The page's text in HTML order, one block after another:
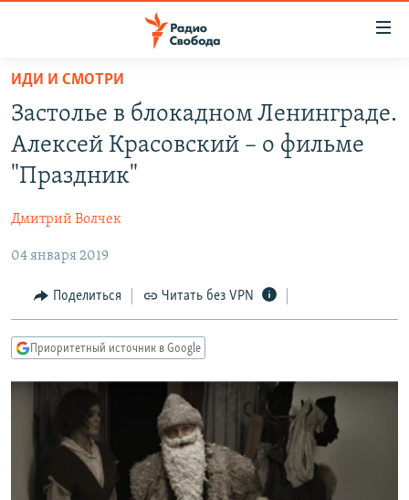
упрощенного
доступа
Вернуться
основному
Вернутся
навигации
Вернутся
поиску
АВТОРСКИЕ ПРОЕКТЫ
МНЕНИЯ
КУЛЬТУРА
IDEL.РЕАЛИИ
СЕВЕР.РЕАЛИИ
СИБИРЬ.РЕАЛИИ
РАСПИСАНИЕ ВЕЩАНИЯ
ПОДПИШИТЕСЬ НА РАССЫЛКУ
ИДИ И СМОТРИ
Застолье в блокадном Ленинграде.
Алексей Красовский – о фильме
"Праздник"
Дмитрий Волчек
04 января 2019
Поделиться Читать без VPN
Приоритетный источник в Google